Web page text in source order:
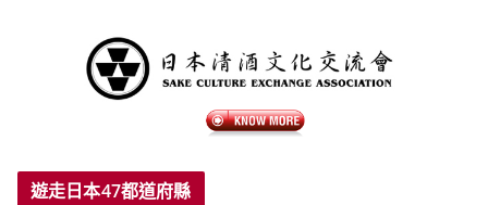
遊走日本47都道府縣